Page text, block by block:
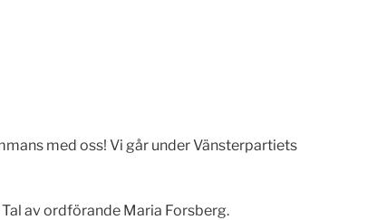
med oss! Vi går under Vänsterpartiets
av ordförande Maria Forsberg.